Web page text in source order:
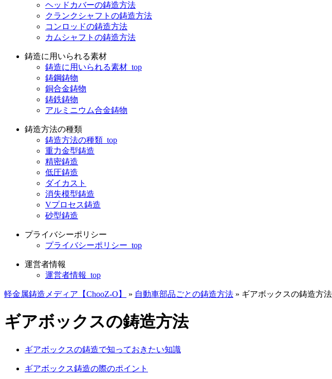
ヘッドカバーの鋳造方法
クランクシャフトの鋳造方法
コンロッドの鋳造方法
カムシャフトの鋳造方法
鋳造に用いられる素材
鋳造に用いられる素材_top
鋳鋼鋳物
銅合金鋳物
鋳鉄鋳物
アルミニウム合金鋳物
鋳造方法の種類
鋳造方法の種類_top
重力金型鋳造
精密鋳造
低圧鋳造
ダイカスト
消失模型鋳造
Vプロセス鋳造
砂型鋳造
プライバシーポリシー
プライバシーポリシー_top
運営者情報
運営者情報_top
軽金属鋳造メディア【ChooZ-O】 » 自動車部品ごとの鋳造方法 » ギアボックスの鋳造方法
ギアボックスの鋳造方法
ギアボックスの鋳造で知っておきたい知識
ギアボックス鋳造の際のポイント